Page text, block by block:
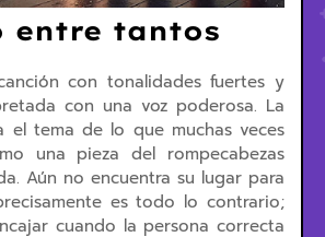
entre tantos
con tonalidades fuertes y
con una voz poderosa. La
el tema de lo que muchas veces
una pieza del rompecabezas
Aún no encuentra su lugar para
es todo lo contrario;
cuando la persona correcta